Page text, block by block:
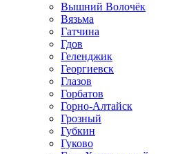
Вышний Волочёк
Вязьма
Гатчина
Гдов
Геленджик
Георгиевск
Глазов
Горбатов
Горно-Алтайск
Грозный
Губкин
Гуково